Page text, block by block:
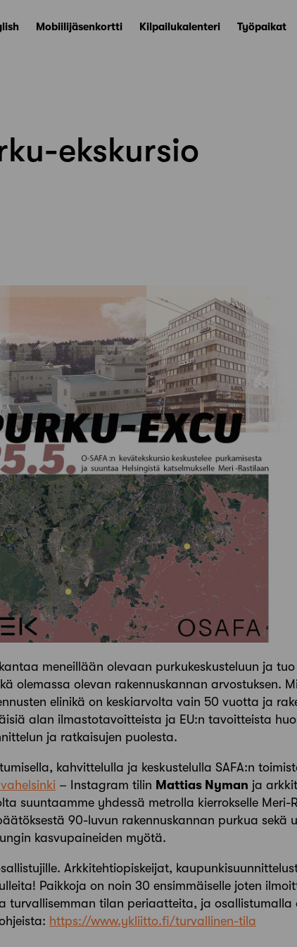
Mobiilijäsenkortti Kilpailukalenteri Työpaikat
ekskursio
meneillään olevaan purkukeskusteluun ja
olemassa olevan rakennuskannan arvostuksen.
elinikä on keskiarvolta vain 50 vuotta ja
alan ilmastotavoitteista ja EU:n tavoitteista
ja ratkaisujen puolesta.
kahvittelulla ja keskustelulla SAFA:n
– Instagram tilin Mattias Nyman ja
suuntaamme yhdessä metrolla kierrokselle Meri-
90-luvun rakennuskannan purkua sekä
kasvupaineiden myötä.
Arkkitehtiopiskeijat,
Paikkoja on noin 30 ensimmäiselle joten
turvallisemman tilan periaatteita, ja osallistumalla
https://www.ykliitto.fi/turvallinen-tila